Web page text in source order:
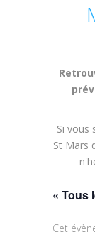
Si vous
St Mars
« Tous
Cet